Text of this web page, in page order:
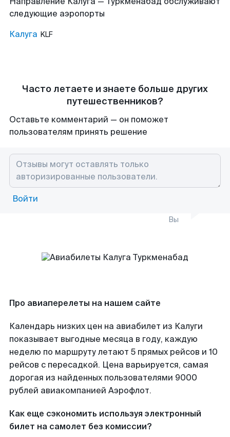
следующие аэропорты
Калуга KLF
Часто летаете и знаете больше других
путешественников?
Оставьте комментарий — он поможет
пользователям принять решение
Войти
Вы
Про авиаперелеты на нашем сайте
Календарь низких цен на авиабилет из Калуги
показывает выгодные месяца в году, каждую
неделю по маршруту летают 5 прямых рейсов и 10
рейсов с пересадкой. Цена варьируется, самая
дорогая из найденных пользователями 9000
рублей авиакомпанией Аэрофлот.
Как еще сэкономить используя электронный
билет на самолет без комиссии?